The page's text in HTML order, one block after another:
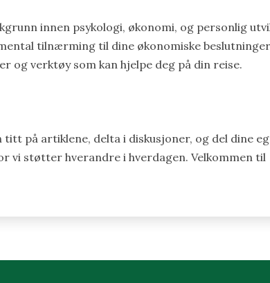
innen psykologi, økonomi, og personlig
tilnærming til dine økonomiske
og verktøy som kan hjelpe deg på din reise.
på artiklene, delta i diskusjoner, og del dine
vi støtter hverandre i hverdagen. Velkommen til